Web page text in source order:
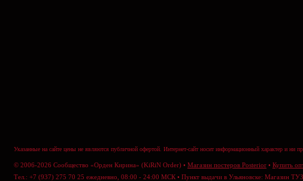
Указанные на сайте цены не являются публичной офертой. Интернет-сайт носит информационный характер и
© 2006-2026 Сообщество «Орден Кирина» (KiRiN Order) • Магазин постеров Posterior • Купить
Тел.: +7 (937) 275 70 25 ежедневно, 08:00 - 24:00 МСК • Пункт выдачи в Ульяновске: Магазин